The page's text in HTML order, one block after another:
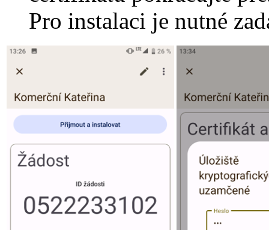
Pro instalaci je nutné